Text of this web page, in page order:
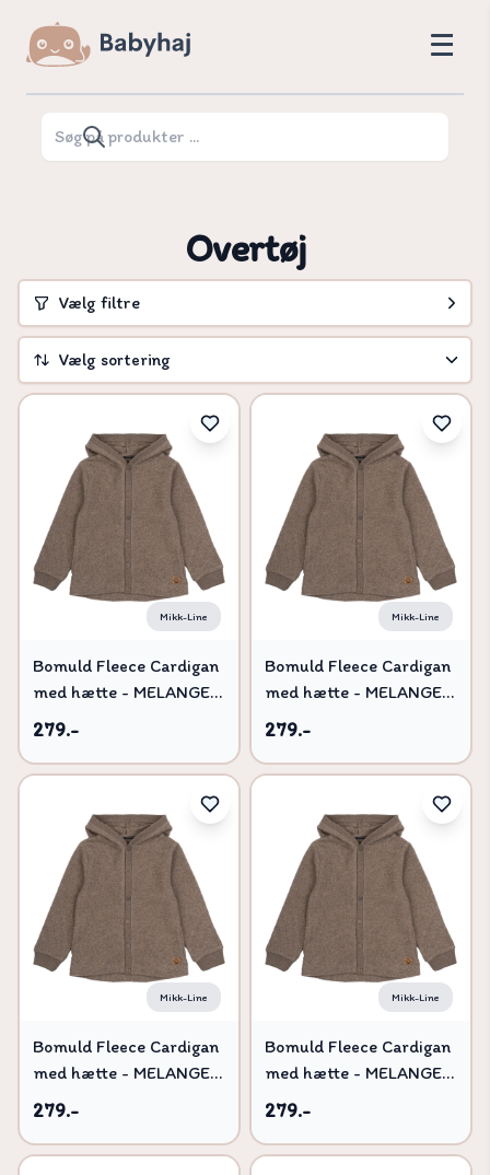
Overtøj
Vælg filtre
Vælg sortering
Pris høj til lav
Pris lav til høj
Titel, A-Å
Titel, Å-A
Mikk-Line
Bomuld Fleece Cardigan
med hætte - MELANGE
DENVER - 74
279.-
Mikk-Line
Bomuld Fleece Cardigan
med hætte - MELANGE
DENVER - 92
279.-
Mikk-Line
Bomuld Fleece Cardigan
med hætte - MELANGE
DENVER - 86
279.-
Mikk-Line
Bomuld Fleece Cardigan
med hætte - MELANGE
DENVER - 56
279.-